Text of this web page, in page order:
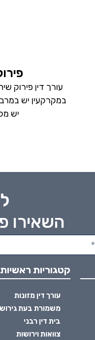
עורך דין פירוק
במקרקעין יש
יש
השאירו
קטגוריות ראשיות
עורך דין מזונות
משמורת בעת
בית דין רבני
צוואות וירושות